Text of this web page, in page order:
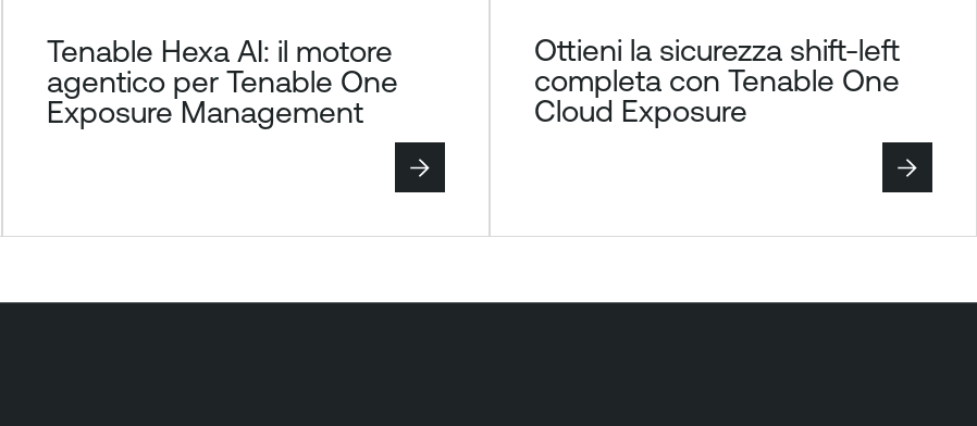
Tenable Hexa AI: il motore
agentico per Tenable One
Exposure Management
Ottieni la sicurezza shift-left
completa con Tenable One
Cloud Exposure